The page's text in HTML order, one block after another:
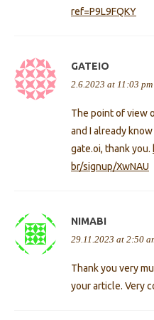
ref=P9L9FQKY
GATEIO
2.6.2023 at 11:03 pm
The point of view
and I already
gate.oi, thank you.
br/signup/XwNAU
NIMABI
29.11.2023 at 2:50
Thank you very
your article. Very